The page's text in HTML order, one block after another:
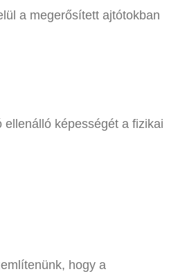
a megerősített ajtótokban
képességét a fizikai
hogy a